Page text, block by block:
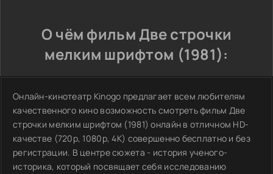
О чём фильм Две строчки
мелким шрифтом (1981):
Онлайн-кинотеатр Kinogo предлагает всем любителям
качественного кино возможность смотреть фильм Две
строчки мелким шрифтом (1981) онлайн в отличном HD-
качестве (720p, 1080p, 4K) совершенно бесплатно и без
регистрации. В центре сюжета - история ученого-
историка, который посвящает себя исследованию